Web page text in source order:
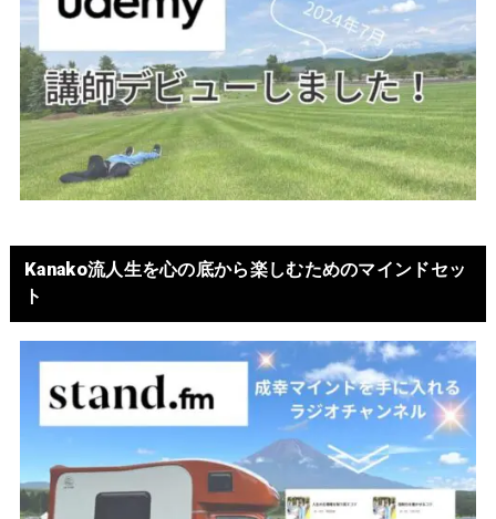
Kanako流人生を心の底から楽しむためのマインドセッ
ト